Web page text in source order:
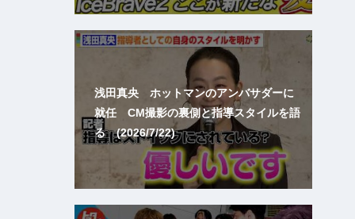
浅田真央 ホットマンのアンバサダーに
就任 CM撮影の裏側と指導スタイルを語
る (2026/7/22)